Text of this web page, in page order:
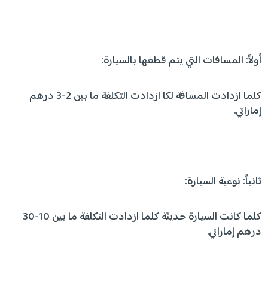
أولاً: المسافات التي يتم قطعها بالسيارة:
كلما ازدادت المسافة لكا ازدادت التكلفة ما بين 2-3 درهم
إماراتي.
ثانياً: نوعية السيارة:
كلما كانت السيارة حديثة كلما ازدادت التكلفة ما بين 10-30
درهم إماراتي.